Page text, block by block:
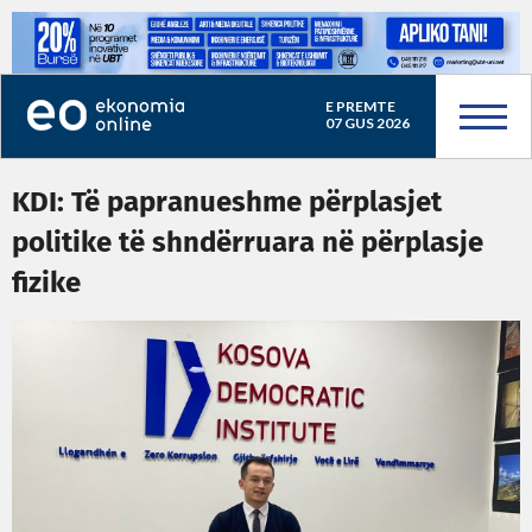
E PREMTE
07 GUS 2026
KDI: Të papranueshme përplasjet
politike të shndërruara në përplasje
fizike